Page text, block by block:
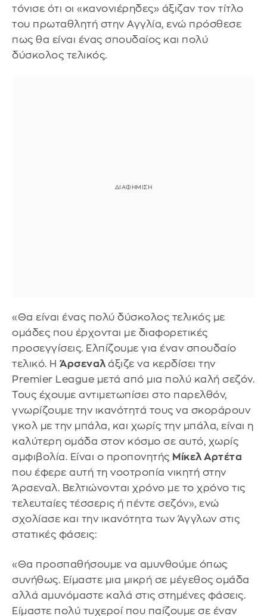
τόνισε ότι οι «κανονιέρηδες» άξιζαν τον τίτλο
του πρωταθλητή στην Αγγλία, ενώ πρόσθεσε
πως θα είναι ένας σπουδαίος και πολύ
δύσκολος τελικός.
«Θα είναι ένας πολύ δύσκολος τελικός με
ομάδες που έρχονται με διαφορετικές
προσεγγίσεις. Ελπίζουμε για έναν σπουδαίο
τελικό. Η Άρσεναλ άξιζε να κερδίσει την
Premier League μετά από μια πολύ καλή σεζόν.
Τους έχουμε αντιμετωπίσει στο παρελθόν,
γνωρίζουμε την ικανότητά τους να σκοράρουν
γκολ με την μπάλα, και χωρίς την μπάλα, είναι η
καλύτερη ομάδα στον κόσμο σε αυτό, χωρίς
αμφιβολία. Είναι ο προπονητής Μίκελ Αρτέτα
που έφερε αυτή τη νοοτροπία νικητή στην
Άρσεναλ. Βελτιώνονται χρόνο με το χρόνο τις
τελευταίες τέσσερις ή πέντε σεζόν», ενώ
σχολίασε και την ικανότητα των Άγγλων στις
στατικές φάσεις:
«Θα προσπαθήσουμε να αμυνθούμε όπως
συνήθως. Είμαστε μια μικρή σε μέγεθος ομάδα
αλλά αμυνόμαστε καλά στις στημένες φάσεις.
Είμαστε πολύ τυχεροί που παίζουμε σε έναν